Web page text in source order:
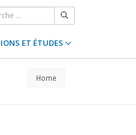
ET ÉTUDES
Home